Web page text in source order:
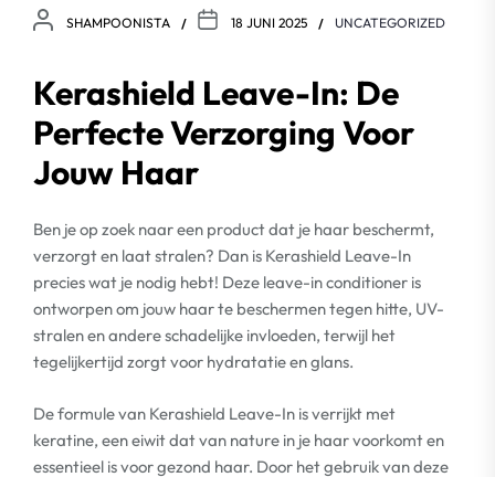
SHAMPOONISTA 18 JUNI 2025 UNCATEGORIZED
Kerashield Leave-In: De
Perfecte Verzorging Voor
Jouw Haar
Ben je op zoek naar een product dat je haar beschermt,
verzorgt en laat stralen? Dan is Kerashield Leave-In
precies wat je nodig hebt! Deze leave-in conditioner is
ontworpen om jouw haar te beschermen tegen hitte, UV-
stralen en andere schadelijke invloeden, terwijl het
tegelijkertijd zorgt voor hydratatie en glans.
De formule van Kerashield Leave-In is verrijkt met
keratine, een eiwit dat van nature in je haar voorkomt en
essentieel is voor gezond haar. Door het gebruik van deze